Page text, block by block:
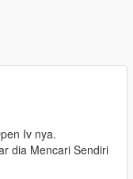
Iv nya.
dia Mencari Sendiri